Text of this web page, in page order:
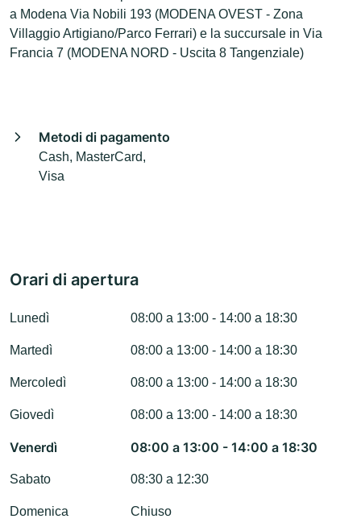
a Modena Via Nobili 193 (MODENA OVEST - Zona
Villaggio Artigiano/Parco Ferrari) e la succursale in Via
Francia 7 (MODENA NORD - Uscita 8 Tangenziale)
Metodi di pagamento
Cash, MasterCard,
Visa
Orari di apertura
Lunedì 08:00 a 13:00 - 14:00 a 18:30
Martedì 08:00 a 13:00 - 14:00 a 18:30
Mercoledì 08:00 a 13:00 - 14:00 a 18:30
Giovedì 08:00 a 13:00 - 14:00 a 18:30
Venerdì 08:00 a 13:00 - 14:00 a 18:30
Sabato 08:30 a 12:30
Domenica Chiuso